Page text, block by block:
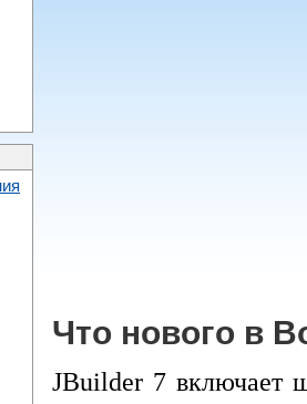
Что нового в
JBuilder 7 включает